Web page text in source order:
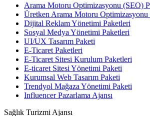
Arama Motoru Optimizasyonu (SEO)
Üretken Arama Motoru
Dijital Reklam Yönetimi Paketleri
Sosyal Medya Yönetimi Paketleri
UI/UX Tasarım Paketi
E-Ticaret Paketleri
E-Ticaret Sitesi Kurulum Paketleri
E-ticaret Sitesi Yönetimi Paketi
Kurumsal Web Tasarım Paketi
Trendyol Mağaza Yönetimi Paketi
Influencer Pazarlama Ajansı
Sağlık Turizmi Ajansı